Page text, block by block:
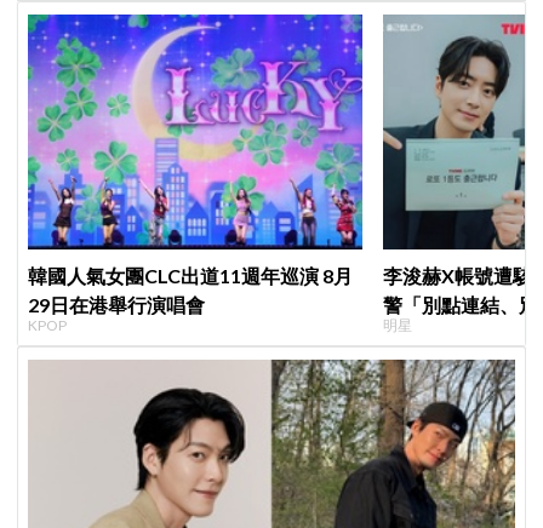
韓國人氣女團CLC出道11週年巡演 8月
29日在港舉行演唱會
KPOP
李浚赫X帳號遭駭
警「別點連結、
了
明星